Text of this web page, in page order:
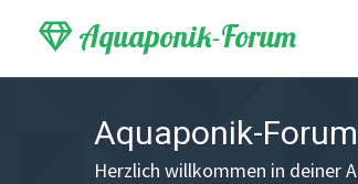
Aquaponik-Forum
Aquaponik-Forum
Herzlich willkommen in deiner